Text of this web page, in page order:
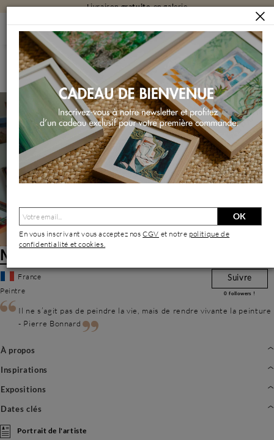
Livraisongratuiteen galerie
ARTISTES MOLÉNAT-PONTÉ
Molénat-Ponté | Artiste Contemporain : Oeuvres & Biographie
Molénat-Ponté
France
Peintre
Suivre
0 followers !
Il ne s’agit pas de peindre la vie, mais de rendre vivante la peinture
- Pierre Bonnard
À propos
Inspirations
Expositions
Dates clés
Portrait de l'artiste
OK
En vous inscrivant vous acceptez nosCGV et notre politique de
confidentialité et cookies.